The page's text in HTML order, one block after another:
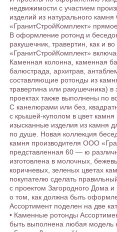
недвижимости с участием
изделий из натурального
«ГранитСтройКомплект» прямое
В оформление ротонд и
ракушечник, травертин, как и
«ГранитСтройКомплект»
Каменная колонна, каменная
балюстрада, архитрав,
составляющие ротонды из
травертина или ракушечника)
проектах также выполнены по
С канелюрами или без,
с крышей-куполом в цвет камня
изысканные изделия из камня
по душе. Новая коллекция
камня производителя ООО
представленная 60 — ю
изготовлена в молочных,
коричневых, зеленых цветах
покупателю сделать
с проектом Загородного Дома и
о том, как должна быть
Ассортимент поделен на две
• Каменные ротонды
быть выполнена любая модель